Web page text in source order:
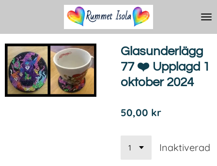
huvudinnehållet
Glasunderlägg
77 ❤️ Upplagd 1
oktober 2024
50,00 kr
Inaktiverad